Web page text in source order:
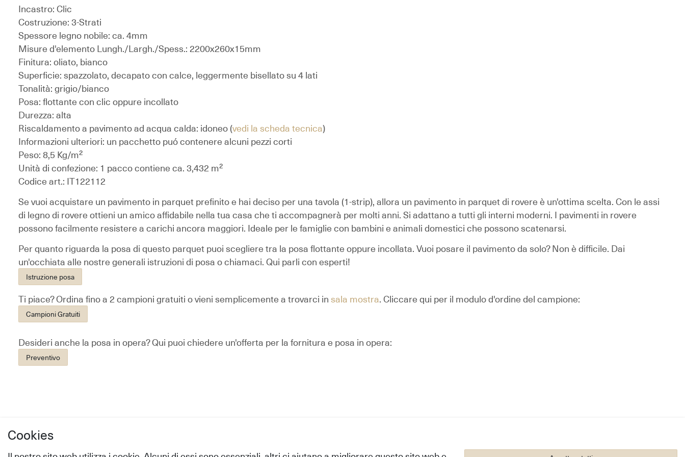
Incastro: Clic
Costruzione: 3-Strati
Spessore legno nobile: ca. 4mm
Misure d'elemento Lungh./Largh./Spess.: 2200x260x15mm
Finitura: oliato, bianco
Superficie: spazzolato, decapato con calce, leggermente bisellato su 4 lati
Tonalità: grigio/bianco
Posa: flottante con clic oppure incollato
Durezza: alta
Riscaldamento a pavimento ad acqua calda: idoneo (vedi la scheda tecnica)
Informazioni ulteriori: un pacchetto puó contenere alcuni pezzi corti
Peso: 8,5 Kg/m²
Unità di confezione: 1 pacco contiene ca. 3,432 m²
Codice art.: IT122112
Se vuoi acquistare un pavimento in parquet prefinito e hai deciso per una tavola (1-strip), allora un pavimento in parquet di rovere è un'ottima scelta. Con le assi
di legno di rovere ottieni un amico affidabile nella tua casa che ti accompagnerà per molti anni. Si adattano a tutti gli interni moderni. I pavimenti in rovere
possono facilmente resistere a carichi ancora maggiori. Ideale per le famiglie con bambini e animali domestici che possono scatenarsi.
Per quanto riguarda la posa di questo parquet puoi scegliere tra la posa flottante oppure incollata. Vuoi posare il pavimento da solo? Non è difficile. Dai
un'occhiata alle nostre generali istruzioni di posa o chiamaci. Qui parli con esperti!
Istruzione posa
Ti piace? Ordina fino a 2 campioni gratuiti o vieni semplicemente a trovarci in sala mostra. Cliccare qui per il modulo d'ordine del campione:
Campioni Gratuiti
Desideri anche la posa in opera?Qui puoi chiedere un'offerta per la fornitura e posa in opera:
Preventivo
Follow us
Cookies